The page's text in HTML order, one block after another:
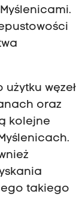
użytku węzeł
oraz
kolejne
takiego